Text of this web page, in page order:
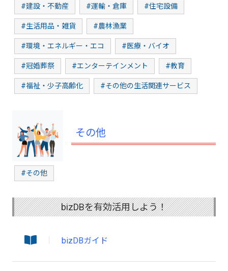
#建設・不動産 #運輸・倉庫 #住宅設備
#生活用品・雑貨 #農林漁業
#環境・エネルギー・エコ #医療・バイオ
#冠婚葬祭 #エンターテインメント #教育
#福祉・少子高齢化 #その他の生活関連サービス
その他
#その他
bizDBを有効活用しよう！
bizDBガイド